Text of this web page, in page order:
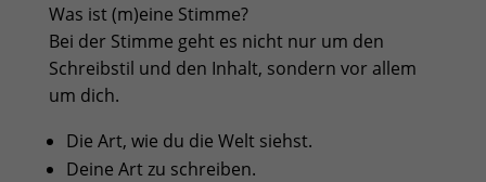
Was ist (m)eine Stimme?
Bei der Stimme geht es nicht nur um den
Schreibstil und den Inhalt, sondern vor allem
um dich.
Die Art, wie du die Welt siehst.
Deine Art zu schreiben.